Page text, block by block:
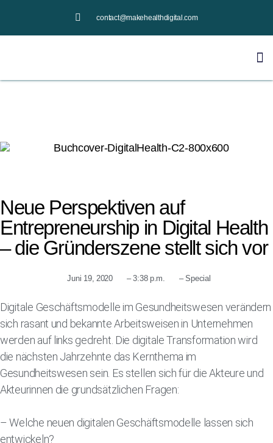
contact@makehealthdigital.com
Neue Perspektiven auf
Entrepreneurship in Digital Health
– die Gründerszene stellt sich vor
Juni 19, 2020 –3:38 p.m. – Special
Digitale Geschäftsmodelle im Gesundheitswesen verändern
sich rasant und bekannte Arbeitsweisen in Unternehmen
werden auf links gedreht. Die digitale Transformation wird
die nächsten Jahrzehnte das Kernthema im
Gesundheitswesen sein. Es stellen sich für die Akteure und
Akteurinnen die grundsätzlichen Fragen:
– Welche neuen digitalen Geschäftsmodelle lassen sich
entwickeln?